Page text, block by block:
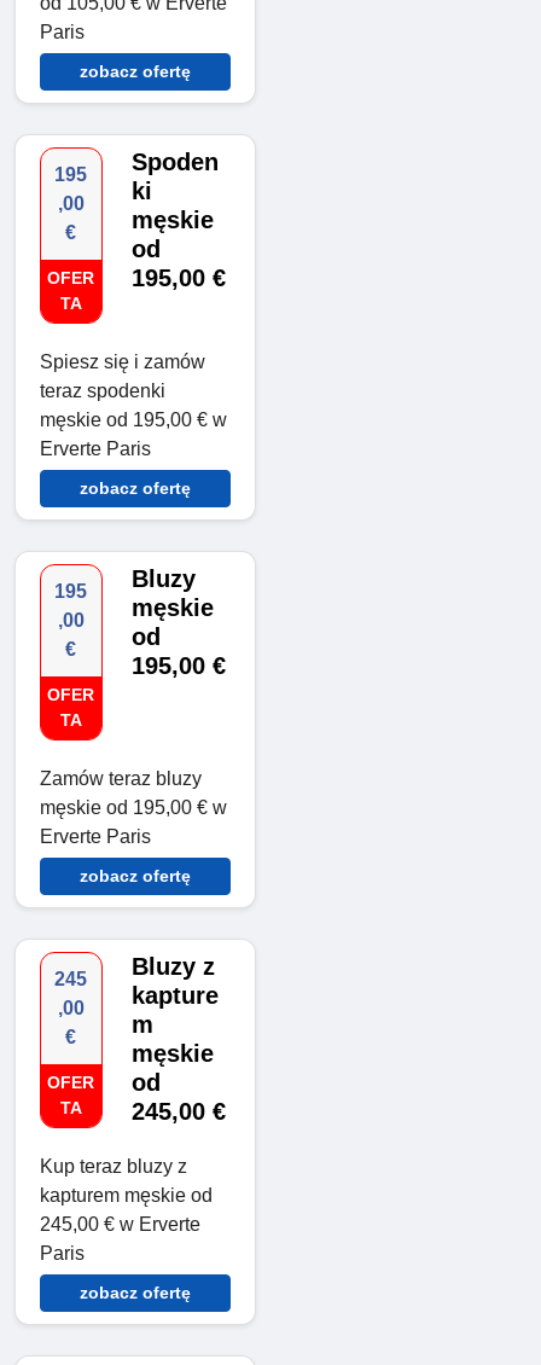
Paris
zobacz ofertę
195
,00
€
OFER
TA
Spoden
ki
męskie
od
195,00 €
Spiesz się i zamów
teraz spodenki
męskie od 195,00 € w
Erverte Paris
zobacz ofertę
195
,00
€
OFER
TA
Bluzy
męskie
od
195,00 €
Zamów teraz bluzy
męskie od 195,00 € w
Erverte Paris
zobacz ofertę
245
,00
€
OFER
TA
Bluzy z
kapture
m
męskie
od
245,00 €
Kup teraz bluzy z
kapturem męskie od
245,00 € w Erverte
Paris
zobacz ofertę